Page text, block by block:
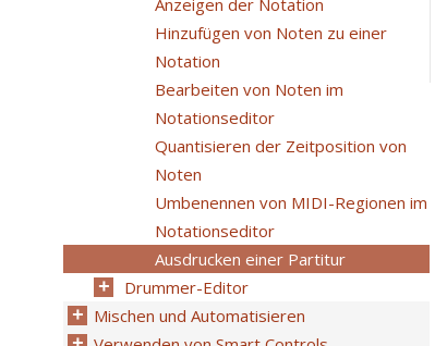
Anzeigen der Notation
Hinzufügen von Noten zu einer
Notation
Bearbeiten von Noten im
Notationseditor
Quantisieren der Zeitposition von
Noten
Umbenennen von MIDI-Regionen im
Notationseditor
Ausdrucken einer Partitur
Drummer-Editor
Mischen und Automatisieren